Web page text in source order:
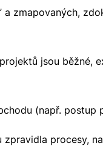
a zmapovaných,
jsou běžné,
(např. postup
zpravidla procesy,